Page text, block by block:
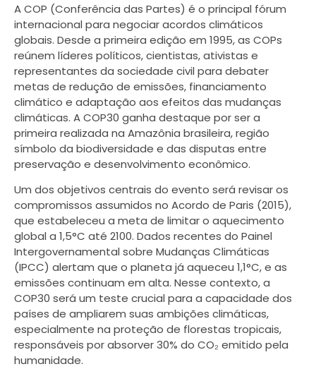
A COP (Conferência das Partes) é o principal fórum
internacional para negociar acordos climáticos
globais. Desde a primeira edição em 1995, as COPs
reúnem líderes políticos, cientistas, ativistas e
representantes da sociedade civil para debater
metas de redução de emissões, financiamento
climático e adaptação aos efeitos das mudanças
climáticas. A COP30 ganha destaque por ser a
primeira realizada na Amazônia brasileira, região
símbolo da biodiversidade e das disputas entre
preservação e desenvolvimento econômico.
Um dos objetivos centrais do evento será revisar os
compromissos assumidos no Acordo de Paris (2015),
que estabeleceu a meta de limitar o aquecimento
global a 1,5°C até 2100. Dados recentes do Painel
Intergovernamental sobre Mudanças Climáticas
(IPCC) alertam que o planeta já aqueceu 1,1°C, e as
emissões continuam em alta. Nesse contexto, a
COP30 será um teste crucial para a capacidade dos
países de ampliarem suas ambições climáticas,
especialmente na proteção de florestas tropicais,
responsáveis por absorver 30% do CO₂ emitido pela
humanidade.